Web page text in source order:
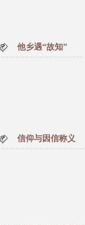
他乡遇“故知”
信仰与因信称义